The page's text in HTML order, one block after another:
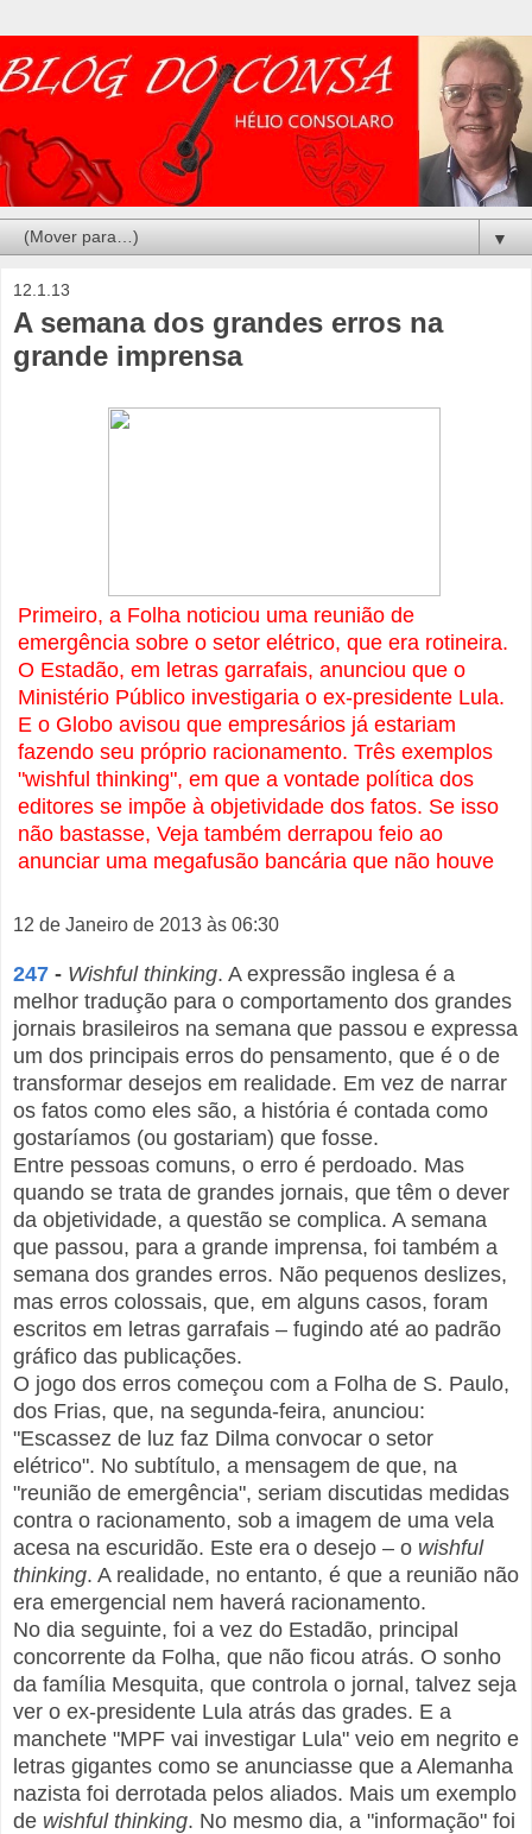
▼
12.1.13
A semana dos grandes erros na
grande imprensa
Primeiro, a Folha noticiou uma reunião de
emergência sobre o setor elétrico, que era rotineira.
O Estadão, em letras garrafais, anunciou que o
Ministério Público investigaria o ex-presidente Lula.
E o Globo avisou que empresários já estariam
fazendo seu próprio racionamento. Três exemplos
"wishful thinking", em que a vontade política dos
editores se impõe à objetividade dos fatos. Se isso
não bastasse, Veja também derrapou feio ao
anunciar uma megafusão bancária que não houve
12 de Janeiro de 2013 às 06:30
247 - Wishful thinking. A expressão inglesa é a
melhor tradução para o comportamento dos grandes
jornais brasileiros na semana que passou e expressa
um dos principais erros do pensamento, que é o de
transformar desejos em realidade. Em vez de narrar
os fatos como eles são, a história é contada como
gostaríamos (ou gostariam) que fosse.
Entre pessoas comuns, o erro é perdoado. Mas
quando se trata de grandes jornais, que têm o dever
da objetividade, a questão se complica. A semana
que passou, para a grande imprensa, foi também a
semana dos grandes erros. Não pequenos deslizes,
mas erros colossais, que, em alguns casos, foram
escritos em letras garrafais – fugindo até ao padrão
gráfico das publicações.
O jogo dos erros começou com a Folha de S. Paulo,
dos Frias, que, na segunda-feira, anunciou:
"Escassez de luz faz Dilma convocar o setor
elétrico". No subtítulo, a mensagem de que, na
"reunião de emergência", seriam discutidas medidas
contra o racionamento, sob a imagem de uma vela
acesa na escuridão. Este era o desejo – o wishful
thinking. A realidade, no entanto, é que a reunião não
era emergencial nem haverá racionamento.
No dia seguinte, foi a vez do Estadão, principal
concorrente da Folha, que não ficou atrás. O sonho
da família Mesquita, que controla o jornal, talvez seja
ver o ex-presidente Lula atrás das grades. E a
manchete "MPF vai investigar Lula" veio em negrito e
letras gigantes como se anunciasse que a Alemanha
nazista foi derrotada pelos aliados. Mais um exemplo
de wishful thinking. No mesmo dia, a "informação" foi